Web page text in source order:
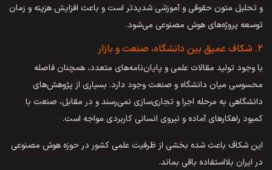
و تحلیل متون حقوقی و آموزشی شدیدتر است و باعث افزایش هزینه و زمان
توسعه پروژه‌های هوش مصنوعی می‌شود.
۲. شکاف عمیق بین دانشگاه، صنعت و بازار
با وجود تولید مقالات علمی و پایان‌نامه‌های متعدد، همچنان فاصله
محسوسی میان دانشگاه و صنعت وجود دارد. بسیاری از پژوهش‌های
دانشگاهی به مرحله اجرا و تجاری‌سازی نمی‌رسند و در مقابل، صنعت با
کمبود راهکارهای آماده و نیروی انسانی کاربردی مواجه است.
این شکاف باعث شده بخشی از ظرفیت علمی کشور در حوزه هوش مصنوعی
در ایران بلااستفاده باقی بماند.